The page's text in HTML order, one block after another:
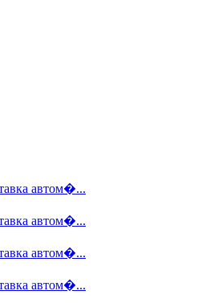
автом�...
автом�...
автом�...
автом�...